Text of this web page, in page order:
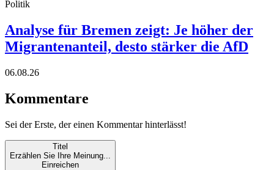
Politik
Analyse für Bremen zeigt: Je höher der
Migrantenanteil, desto stärker die AfD
06.08.26
Kommentare
Sei der Erste, der einen Kommentar hinterlässt!
Titel
Erzählen Sie Ihre Meinung...
Einreichen